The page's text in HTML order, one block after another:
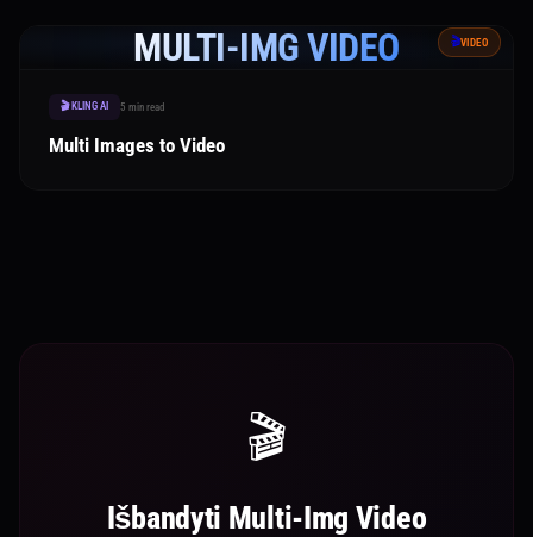
MULTI-IMG VIDEO 🎬VIDEO
🎬 KLING AI 5 min read
Multi Images to Video
🎬
Išbandyti Multi-Img Video